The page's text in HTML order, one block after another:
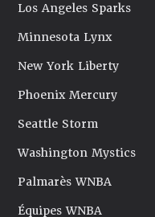
Los Angeles Sparks
Minnesota Lynx
New York Liberty
Phoenix Mercury
Seattle Storm
Washington Mystics
Palmarès WNBA
Équipes WNBA